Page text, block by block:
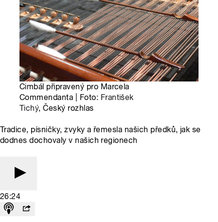
Cimbál připravený pro Marcela
Commendanta | Foto: František
Tichý, Český rozhlas
Tradice, písničky, zvyky a řemesla našich předků, jak se
dodnes dochovaly v našich regionech
26:24